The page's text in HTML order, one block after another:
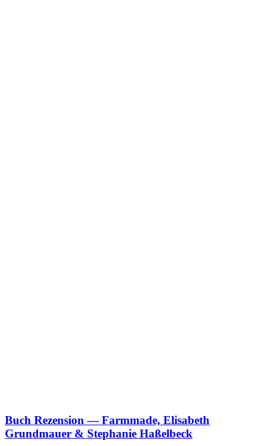
Buch Rezension — Farmmade, Elisabeth
Grundmauer & Stephanie Haßelbeck